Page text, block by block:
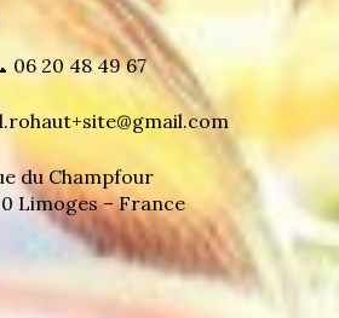
06 20 48 49 67
du Champfour
Limoges – France